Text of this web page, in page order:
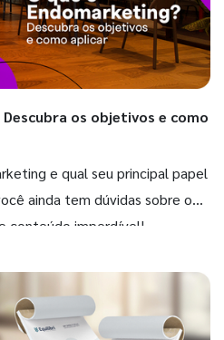
os objetivos e como
e qual seu principal papel
ainda tem dúvidas sobre o
conteúdo imperdível!